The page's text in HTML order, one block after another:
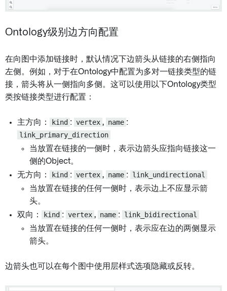
Ontology级别边方向配置
在向图中添加链接时，默认情况下边箭头从链接的右侧指向
左侧。例如，对于在Ontology中配置为多对一链接类型的链
接，箭头将从一侧指向多侧。这可以使用以下Ontology类型
类按链接类型进行配置：
主方向： kind : vertex , name :
link_primary_direction
当放置在链接的一侧时，表示边箭头应指向链接这一
侧的Object。
无方向：
kind : vertex , name : link_undirectional
当放置在链接的任何一侧时，表示边上不应显示箭
头。
双向：
kind : vertex , name : link_bidirectional
当放置在链接的任何一侧时，表示应在边的两侧显示
箭头。
边箭头也可以在每个图中使用层样式选项隐藏或反转。